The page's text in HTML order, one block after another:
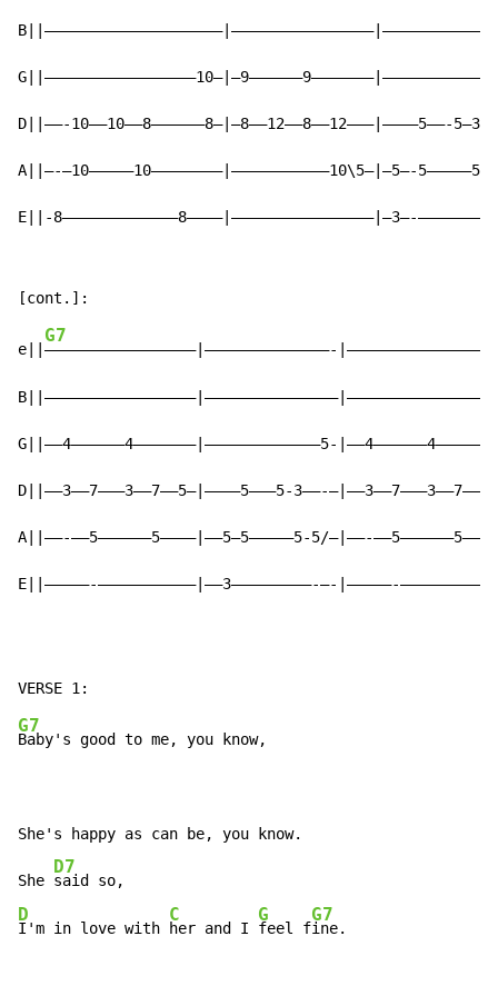
D||——-10——10——8——————8—|—8——12——8——12———|————5——-
A||—-—10—————10————————|———————————10\5—|—5—-
E||-8—————————————8————|————————————————|—3—-
e||
G7
—————————————————|——————————————-
G||——4——————4———————|—————————————5-
D||——3——7———3——7——5—|————5———5-3——-
A||——-——5——————5————|——5—5—————5-5/—|——-
E||—————-———————————|——3—————————-—-|—————-
G7
Baby's good to me, you know,
She's happy as can be, you know.
She
D7
D
I'm in love with
C
her and I
G
feel f
G7
ine.